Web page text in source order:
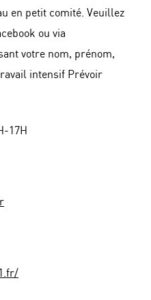
en petit comité. Veuillez
ou via
votre nom, prénom,
intensif Prévoir
17H